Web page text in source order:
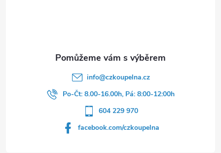
info@czkoupelna.cz
Po-Čt: 8.00-16.00h, Pá: 8:00-12:00h
604 229 970
facebook.com/czkoupelna